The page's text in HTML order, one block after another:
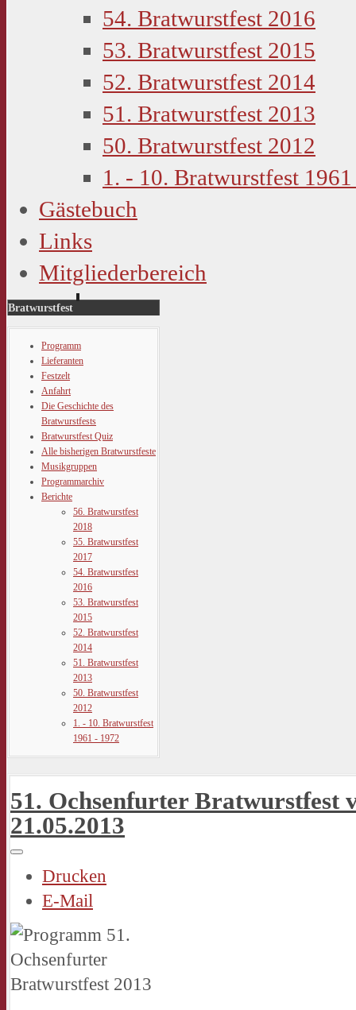
54. Bratwurstfest 2016
53. Bratwurstfest 2015
52. Bratwurstfest 2014
51. Bratwurstfest 2013
50. Bratwurstfest 2012
1. - 10. Bratwurstfest
Gästebuch
Links
Mitgliederbereich
Bratwurstfest
Programm
Lieferanten
Festzelt
Anfahrt
Die Geschichte des
Bratwurstfests
Bratwurstfest Quiz
Alle bisherigen Bratwurstfeste
Musikgruppen
Programmarchiv
Berichte
56. Bratwurstfest
2018
55. Bratwurstfest
2017
54. Bratwurstfest
2016
53. Bratwurstfest
2015
52. Bratwurstfest
2014
51. Bratwurstfest
2013
50. Bratwurstfest
2012
1. - 10. Bratwurstfest
1961 - 1972
51. Ochsenfurter Bratwurstfest
21.05.2013
Drucken
E-Mail